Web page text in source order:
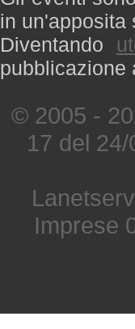
in un'apposita
Diventando
pubblicazione
© 2005 -
17 del
Imprese